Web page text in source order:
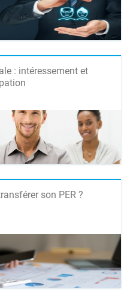
: intéressement et
son PER ?